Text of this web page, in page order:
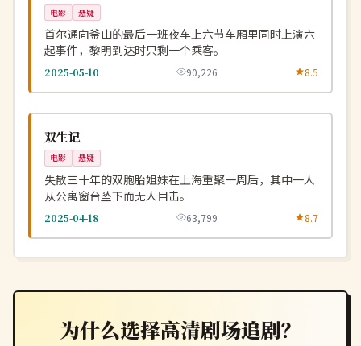
电影 悬疑
首尔通向釜山的最后一班夜车上六节车厢里同时上演六
起事件，黎明到达时只剩一个乘客。
2025-05-10 90,226 8.5
中国
双生记
电影 悬疑
失散三十年的双胞胎姐妹在上海重聚一周后，其中一人
从公寓窗台坠下而无人目击。
2025-04-18 63,799 8.7
为什么选择高清剧场追剧？